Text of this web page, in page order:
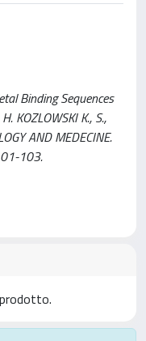
Binding Sequences
KOZLOWSKI K., S.,
AND MEDECINE.
103.